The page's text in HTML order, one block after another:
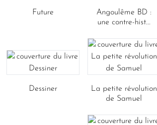
Future
Angoulême BD :
une contre-hist...
Dessiner
La petite révolution
de Samuel